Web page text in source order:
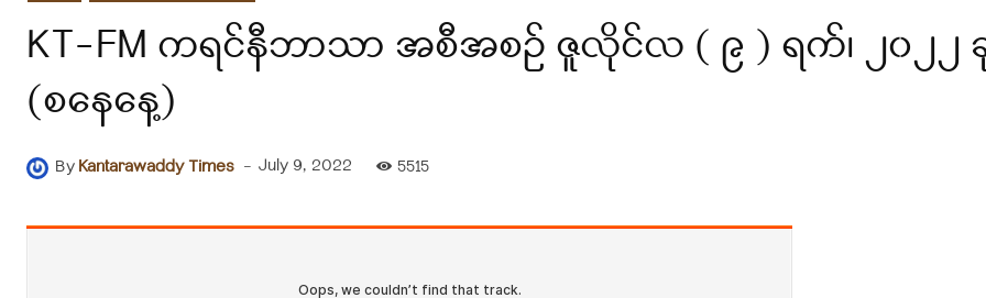
KT-FM ကရင်နီဘာသာ အစီအစဉ် ဇူလိုင်လ ( ၉ ) ရက်၊ ၂၀၂၂
(စနေနေ့)
ByKantarawaddy Times - July 9, 2022 5515